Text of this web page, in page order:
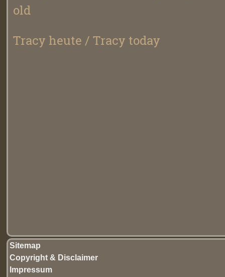
old
Tracy heute / Tracy today
Sitemap
Copyright & Disclaimer
Impressum